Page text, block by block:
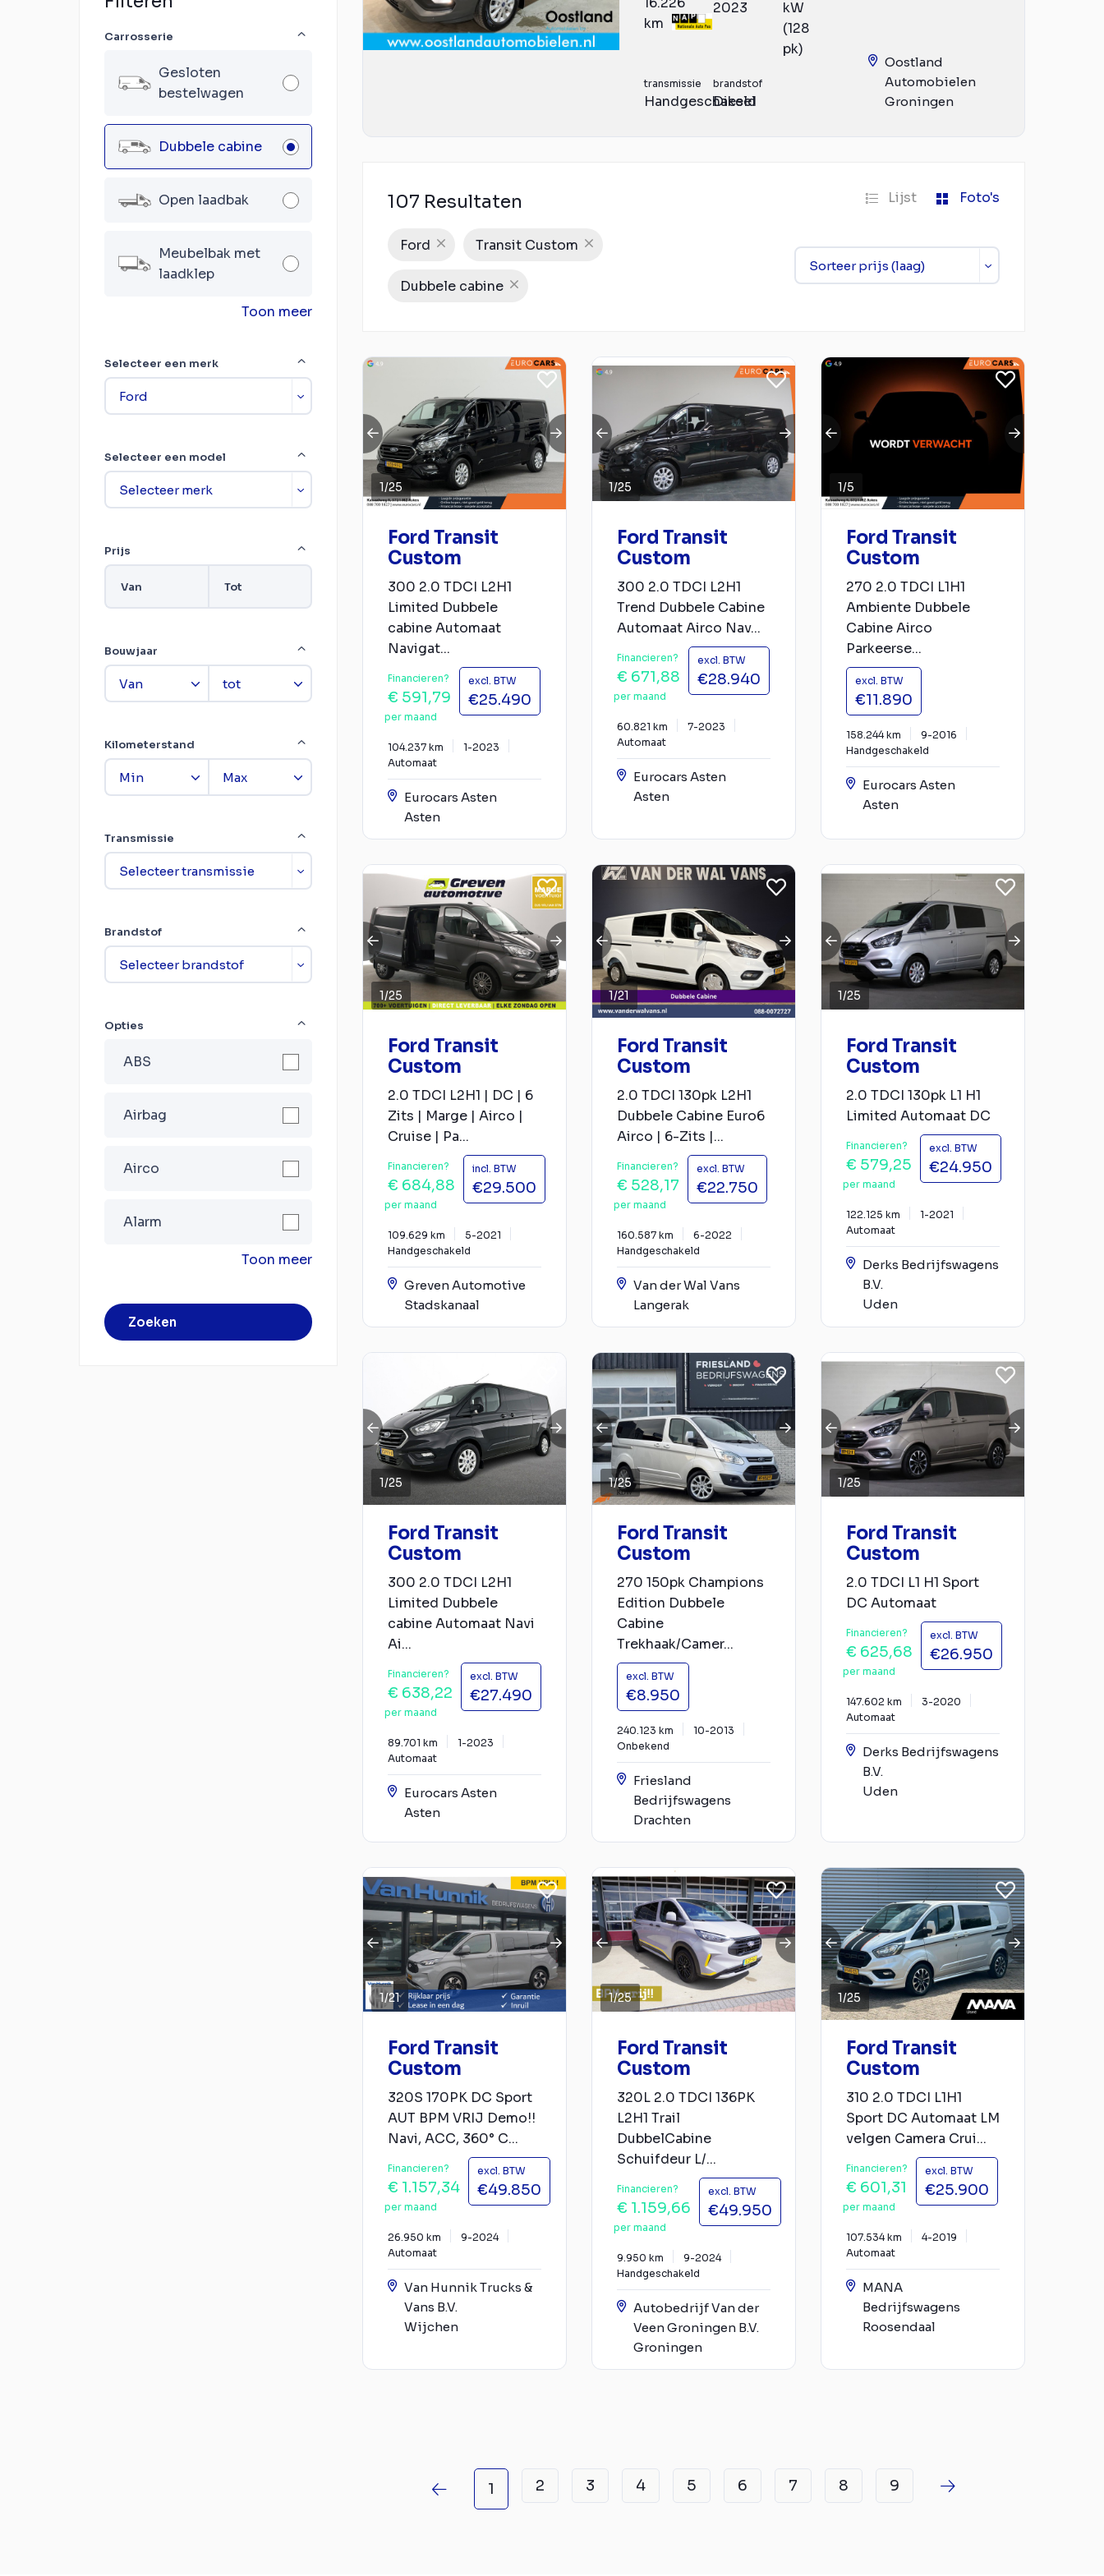
Carrosserie
Gesloten
bestelwagen
Dubbele cabine
Open laadbak
Meubelbak met
laadklep
Toon meer
Selecteer een merk
Selecteer een model
Prijs
Van Tot
Bouwjaar
Kilometerstand
Transmissie
Brandstof
Opties
ABS
Airbag
Airco
Alarm
Toon meer
Zoeken
km
2023
kW
(128
pk)
transmissie
Handgeschakeld
brandstof
Diesel
Oostland
Automobielen
Groningen
107 Resultaten Lijst Foto's
Ford Transit Custom
Dubbele cabine
1/25
Ford Transit
Custom
300 2.0 TDCI L2H1
Limited Dubbele
cabine Automaat
Navigat...
Financieren?
€ 591,79
per maand
excl. BTW
€25.490
104.237 km
1-2023
Automaat
Eurocars Asten
Asten
1/25
Ford Transit
Custom
300 2.0 TDCI L2H1
Trend Dubbele Cabine
Automaat Airco Nav...
Financieren?
€ 671,88
per maand
excl. BTW
€28.940
60.821 km
7-2023
Automaat
Eurocars Asten
Asten
1/5
Ford Transit
Custom
270 2.0 TDCI L1H1
Ambiente Dubbele
Cabine Airco
Parkeerse...
excl. BTW
€11.890
158.244 km
9-2016
Handgeschakeld
Eurocars Asten
Asten
1/25
Ford Transit
Custom
2.0 TDCI L2H1 | DC | 6
Zits | Marge | Airco |
Cruise | Pa...
Financieren?
€ 684,88
per maand
incl. BTW
€29.500
109.629 km
5-2021
Handgeschakeld
Greven Automotive
Stadskanaal
1/21
Ford Transit
Custom
2.0 TDCI 130pk L2H1
Dubbele Cabine Euro6
Airco | 6-Zits |...
Financieren?
€ 528,17
per maand
excl. BTW
€22.750
160.587 km
6-2022
Handgeschakeld
Van der Wal Vans
Langerak
1/25
Ford Transit
Custom
2.0 TDCI 130pk L1 H1
Limited Automaat DC
Financieren?
€ 579,25
per maand
excl. BTW
€24.950
122.125 km
1-2021
Automaat
Derks Bedrijfswagens
B.V.
Uden
1/25
Ford Transit
Custom
300 2.0 TDCI L2H1
Limited Dubbele
cabine Automaat Navi
Ai...
Financieren?
€ 638,22
per maand
excl. BTW
€27.490
89.701 km
1-2023
Automaat
Eurocars Asten
Asten
1/25
Ford Transit
Custom
270 150pk Champions
Edition Dubbele
Cabine
Trekhaak/Camer...
excl. BTW
€8.950
240.123 km
10-2013
Onbekend
Friesland
Bedrijfswagens
Drachten
1/25
Ford Transit
Custom
2.0 TDCI L1 H1 Sport
DC Automaat
Financieren?
€ 625,68
per maand
excl. BTW
€26.950
147.602 km
3-2020
Automaat
Derks Bedrijfswagens
B.V.
Uden
1/21
Ford Transit
Custom
320S 170PK DC Sport
AUT BPM VRIJ Demo!!
Navi, ACC, 360° C...
Financieren?
€ 1.157,34
per maand
excl. BTW
€49.850
26.950 km
9-2024
Automaat
Van Hunnik Trucks &
Vans B.V.
Wijchen
1/25
Ford Transit
Custom
320L 2.0 TDCI 136PK
L2H1 Trail
DubbelCabine
Schuifdeur L/...
Financieren?
€ 1.159,66
per maand
excl. BTW
€49.950
9.950 km
9-2024
Handgeschakeld
Autobedrijf Van der
Veen Groningen B.V.
Groningen
1/25
Ford Transit
Custom
310 2.0 TDCI L1H1
Sport DC Automaat LM
velgen Camera Crui...
Financieren?
€ 601,31
per maand
excl. BTW
€25.900
107.534 km
4-2019
Automaat
MANA
Bedrijfswagens
Roosendaal
1 2 3 4 5 6 7 8 9